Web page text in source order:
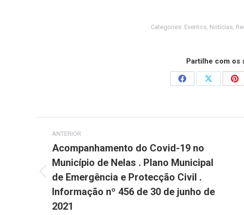
Categories: Eventos, Notícias,
Partilhe com os
Share
Share
Post
navigation
ANTERIOR
Previous
post:
Acompanhamento do Covid-19 no
Município de Nelas . Plano Municipal
de Emergência e Protecção Civil .
Informação nº 456 de 30 de junho de
2021